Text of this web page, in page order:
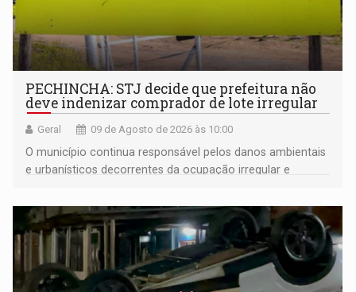
PECHINCHA: STJ decide que prefeitura não
deve indenizar comprador de lote irregular
Geral 09 de Agosto de 2026 às 10:00
O município continua responsável pelos danos ambientais
e urbanísticos decorrentes da ocupação irregular e